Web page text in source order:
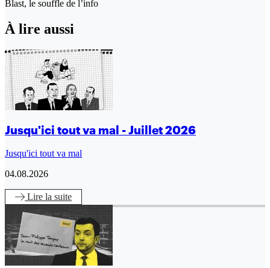
Blast, le souffle de l’info
À lire aussi
Jusqu'ici tout va mal - Juillet 2026
Jusqu'ici tout va mal
04.08.2026
Lire la suite